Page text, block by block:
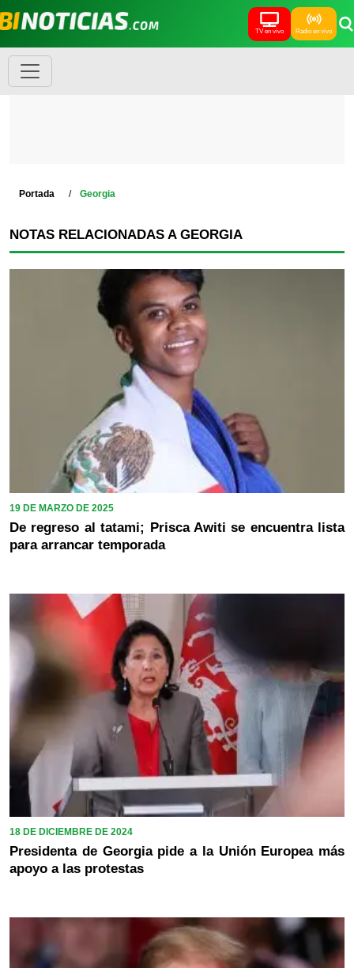
TV en vivo Radio en vivo
Portada Georgia
NOTAS RELACIONADAS A GEORGIA
19 DE MARZO DE 2025
De regreso al tatami; Prisca Awiti se encuentra lista
para arrancar temporada
18 DE DICIEMBRE DE 2024
Presidenta de Georgia pide a la Unión Europea más
apoyo a las protestas